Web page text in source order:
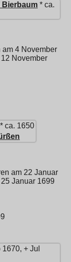
Bierbaum * ca.
am 4 November
November
* ca. 1650
am 22 Januar
Januar 1699
1670, + Jul